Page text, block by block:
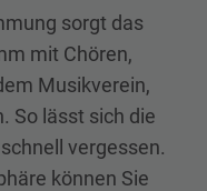
sorgt das
mit Chören,
Musikverein,
So lässt sich die
vergessen.
können Sie